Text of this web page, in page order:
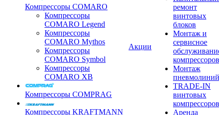
Компрессоры COMARO
Компрессоры
COMARO Legend
Компрессоры
COMARO Mythos
Компрессоры
COMARO Symbol
Компрессоры
COMARO XB
Компрессоры COMPRAG
Компрессоры KRAFTMANN
Акции
ремонт
винтовых
блоков
Монтаж и
сервисное
компрессоров
Монтаж
пневмолиний
TRADE-IN
винтовых
компрессоров
Аренда